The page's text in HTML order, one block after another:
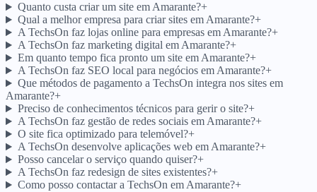
Quanto custa criar um site em Amarante?+
Qual a melhor empresa para criar sites em Amarante?+
A TechsOn faz lojas online para empresas em Amarante?+
A TechsOn faz marketing digital em Amarante?+
Em quanto tempo fica pronto um site em Amarante?+
A TechsOn faz SEO local para negócios em Amarante?+
Que métodos de pagamento a TechsOn integra nos sites em
Amarante?+
Preciso de conhecimentos técnicos para gerir o site?+
A TechsOn faz gestão de redes sociais em Amarante?+
O site fica optimizado para telemóvel?+
A TechsOn desenvolve aplicações web em Amarante?+
Posso cancelar o serviço quando quiser?+
A TechsOn faz redesign de sites existentes?+
Como posso contactar a TechsOn em Amarante?+